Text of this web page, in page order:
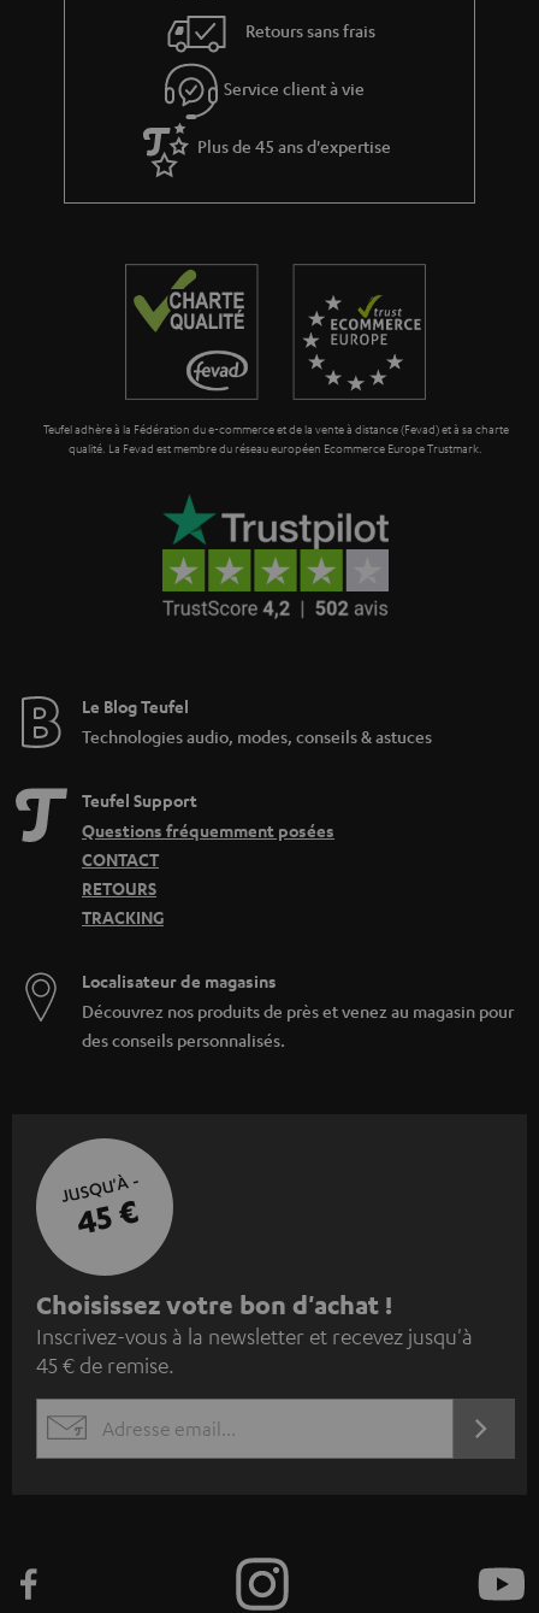
i
o
a
n
e
Retours sans frais
Service client à vie
Plus de 45 ans d'expertise
Teufel adhère à la Fédération du e-commerce et de la vente à distance (Fevad) et à sa charte
qualité. La Fevad est membre du réseau européen Ecommerce Europe Trustmark.
Le Blog Teufel
Technologies audio, modes, conseils & astuces
Teufel Support
Questions fréquemment posées
CONTACT
RETOURS
TRACKING
Localisateur de magasins
Découvrez nos produits de près et venez au magasin pour
des conseils personnalisés.
JUSQU'À -
45 €
I
n
s
c
r
z
Choisissez votre bon d'achat !
Inscrivez-vous à la newsletter et recevez jusqu'à
45 € de remise.
EMAIL